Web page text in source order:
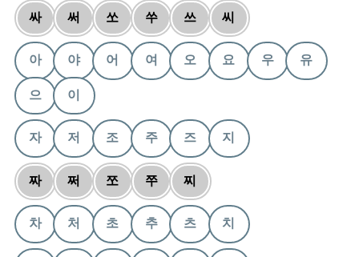
싸 써 쏘 쑤 쓰 씨
아 야 어 여 오 요 우 유
으 이
자 저 조 주 즈 지
짜 쩌 쪼 쭈 찌
차 처 초 추 츠 치